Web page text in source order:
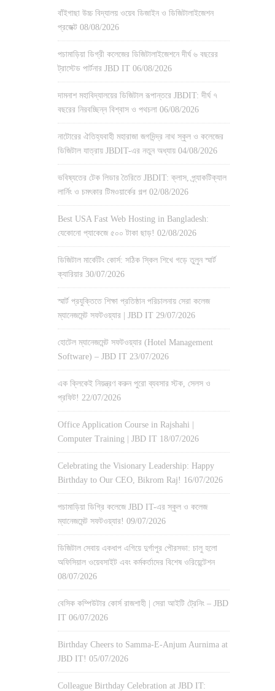
বাঁইগাছা উচ্চ বিদ্যালয় ওয়েব ডিজাইন ও ডিজিটালাইজেশন
প্রজেক্ট 08/08/2026
পচামাড়িয়া ডিগ্রী কলেজের ডিজিটালাইজেশনে দীর্ঘ ৬ বছরের
ট্রাস্টেড পার্টনার JBD IT 06/08/2026
দামনাশ মহাবিদ্যালয়ের ডিজিটাল রূপান্তরে JBDIT: দীর্ঘ ৭
বছরের নিরবচ্ছিন্ন বিশ্বাস ও পথচলা 06/08/2026
নাটোরের ঐতিহ্যবাহী মহারাজা জগদিন্দ্র নাথ স্কুল ও কলেজের
ডিজিটাল যাত্রায় JBDIT-এর নতুন অধ্যায় 04/08/2026
ভবিষ্যতের টেক লিডার তৈরিতে JBDIT: ক্লাস, প্র্যাকটিক্যাল
লার্নিং ও চমৎকার টিমওয়ার্কের গল্প 02/08/2026
Best USA Fast Web Hosting in Bangladesh:
যেকোনো প্যাকেজে ৫০০ টাকা ছাড়! 02/08/2026
ডিজিটাল মার্কেটিং কোর্স: সঠিক স্কিল শিখে গড়ে তুলুন স্মার্ট
ক্যারিয়ার 30/07/2026
স্মার্ট প্রযুক্তিতে শিক্ষা প্রতিষ্ঠান পরিচালনায় সেরা কলেজ
ম্যানেজমেন্ট সফটওয়্যার | JBD IT 29/07/2026
হোটেল ম্যানেজমেন্ট সফটওয়্যার (Hotel Management
Software) – JBD IT 23/07/2026
এক ক্লিকেই নিয়ন্ত্রণ করুন পুরো ব্যবসার স্টক, সেলস ও
প্রফিট! 22/07/2026
Office Application Course in Rajshahi |
Computer Training | JBD IT 18/07/2026
Celebrating the Visionary Leadership: Happy
Birthday to Our CEO, Bikrom Raj! 16/07/2026
পচামাড়িয়া ডিগ্রি কলেজে JBD IT-এর স্কুল ও কলেজ
ম্যানেজমেন্ট সফটওয়্যার! 09/07/2026
ডিজিটাল সেবায় একধাপ এগিয়ে দুর্গাপুর পৌরসভা: চালু হলো
অফিসিয়াল ওয়েবসাইট এবং কর্মকর্তাদের বিশেষ ওরিয়েন্টেশন
08/07/2026
বেসিক কম্পিউটার কোর্স রাজশাহী | সেরা আইটি ট্রেনিং – JBD
IT 06/07/2026
Birthday Cheers to Samma-E-Anjum Aurnima at
JBD IT! 05/07/2026
Colleague Birthday Celebration at JBD IT: